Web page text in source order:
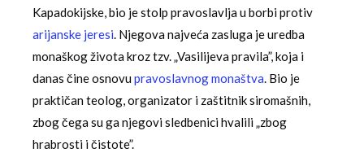
Kapadokijske, bio je stolp pravoslavlja u borbi protiv
arijanske jeresi. Njegova najveća zasluga je uredba
monaškog života kroz tzv. „Vasilijeva pravila”, koja i
danas čine osnovupravoslavnog monaštva. Bio je
praktičan teolog, organizator i zaštitnik siromašnih,
zbog čega su ga njegovi sledbenici hvalili „zbog
hrabrosti i čistote”.